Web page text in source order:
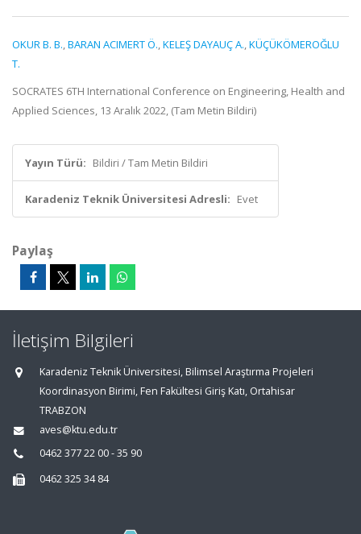
OKUR B. B.,BARAN ACIMERT Ö.,KELEŞ DAYAUÇ A.,KÜÇÜKÖMEROĞLU
T.
SOCRATES 6TH International Conference on Engineering, Health and
Applied Sciences, 13 Aralık 2022, (Tam Metin Bildiri)
Yayın Türü: Bildiri / Tam Metin Bildiri
Karadeniz Teknik Üniversitesi Adresli: Evet
Paylaş
İletişim Bilgileri
Karadeniz Teknik Üniversitesi, Bilimsel Araştırma Projeleri
Koordinasyon Birimi, Fen Fakültesi Giriş Katı, Ortahisar
TRABZON
aves@ktu.edu.tr
0462 377 22 00 - 35 90
0462 325 34 84